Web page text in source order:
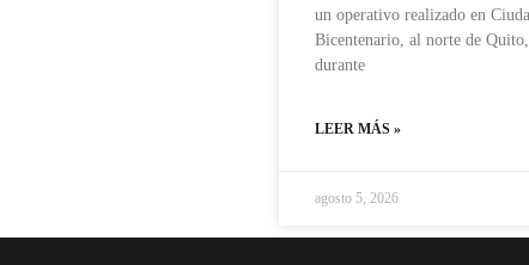
un operativo realizado en
Bicentenario, al norte de Quito,
durante
LEER MÁS »
agosto 5, 2026